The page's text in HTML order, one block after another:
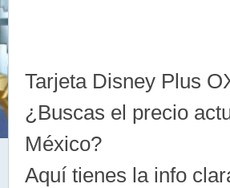
Tarjeta Disney Plus
¿Buscas el precio
México?
Aquí tienes la info